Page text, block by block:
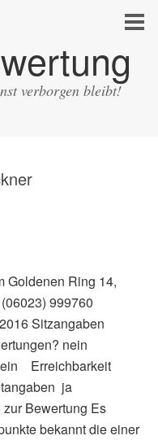
verborgen bleibt!
Goldenen Ring 14,
999760
Sitzangaben
nein
Erreichbarkeit
ja
Bewertung Es
bekannt die einer